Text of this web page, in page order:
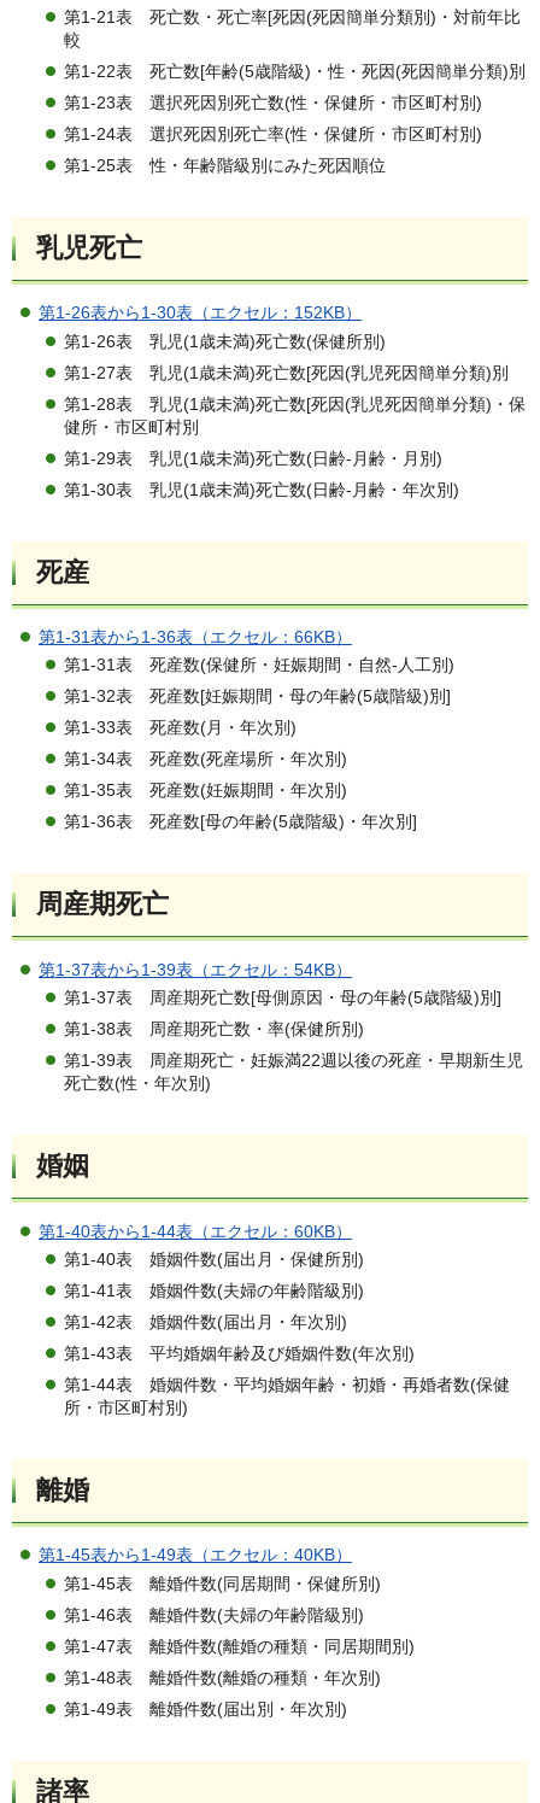
第1-21表 死亡数・死亡率[死因(死因簡単分類別)・対前年比
較
第1-22表 死亡数[年齢(5歳階級)・性・死因(死因簡単分類)別
第1-23表 選択死因別死亡数(性・保健所・市区町村別)
第1-24表 選択死因別死亡率(性・保健所・市区町村別)
第1-25表 性・年齢階級別にみた死因順位
乳児死亡
第1-26表から1-30表（エクセル：152KB）
第1-26表 乳児(1歳未満)死亡数(保健所別)
第1-27表 乳児(1歳未満)死亡数[死因(乳児死因簡単分類)別
第1-28表 乳児(1歳未満)死亡数[死因(乳児死因簡単分類)・保
健所・市区町村別
第1-29表 乳児(1歳未満)死亡数(日齢-月齢・月別)
第1-30表 乳児(1歳未満)死亡数(日齢-月齢・年次別)
死産
第1-31表から1-36表（エクセル：66KB）
第1-31表 死産数(保健所・妊娠期間・自然-人工別)
第1-32表 死産数[妊娠期間・母の年齢(5歳階級)別]
第1-33表 死産数(月・年次別)
第1-34表 死産数(死産場所・年次別)
第1-35表 死産数(妊娠期間・年次別)
第1-36表 死産数[母の年齢(5歳階級)・年次別]
周産期死亡
第1-37表から1-39表（エクセル：54KB）
第1-37表 周産期死亡数[母側原因・母の年齢(5歳階級)別]
第1-38表 周産期死亡数・率(保健所別)
第1-39表 周産期死亡・妊娠満22週以後の死産・早期新生児
死亡数(性・年次別)
婚姻
第1-40表から1-44表（エクセル：60KB）
第1-40表 婚姻件数(届出月・保健所別)
第1-41表 婚姻件数(夫婦の年齢階級別)
第1-42表 婚姻件数(届出月・年次別)
第1-43表 平均婚姻年齢及び婚姻件数(年次別)
第1-44表 婚姻件数・平均婚姻年齢・初婚・再婚者数(保健
所・市区町村別)
離婚
第1-45表から1-49表（エクセル：40KB）
第1-45表 離婚件数(同居期間・保健所別)
第1-46表 離婚件数(夫婦の年齢階級別)
第1-47表 離婚件数(離婚の種類・同居期間別)
第1-48表 離婚件数(離婚の種類・年次別)
第1-49表 離婚件数(届出別・年次別)
諸率